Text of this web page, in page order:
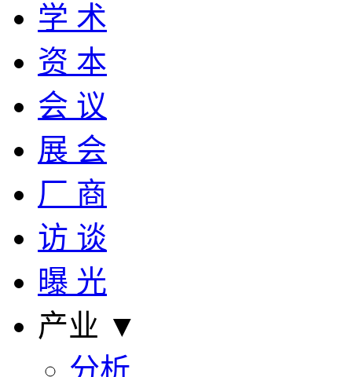
学 术
资 本
会 议
展 会
厂 商
访 谈
曝 光
产业 ▼
分析